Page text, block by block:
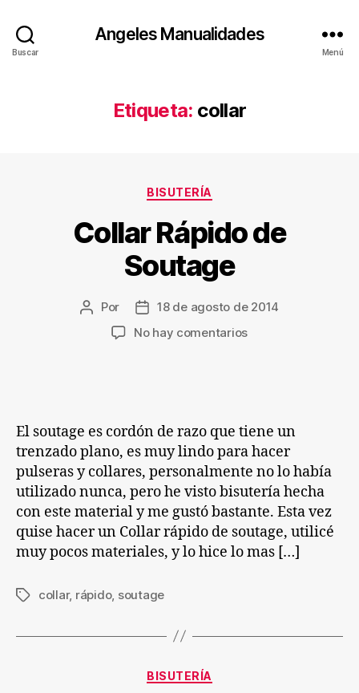
Buscar
Angeles Manualidades
Menú
Etiqueta: collar
Categorías
BISUTERÍA
Collar Rápido de
Soutage
Autor
Por
Fecha
de
18 de agosto de 2014
No hay comentariosen
El soutage es cordón de razo que tiene un
trenzado plano, es muy lindo para hacer
pulseras y collares, personalmente no lo había
utilizado nunca, pero he visto bisutería hecha
con este material y me gustó bastante. Esta vez
quise hacer un Collar rápido de soutage, utilicé
muy pocos materiales, y lo hice lo mas […]
Etiquetas
collar, rápido, soutage
Categorías
BISUTERÍA